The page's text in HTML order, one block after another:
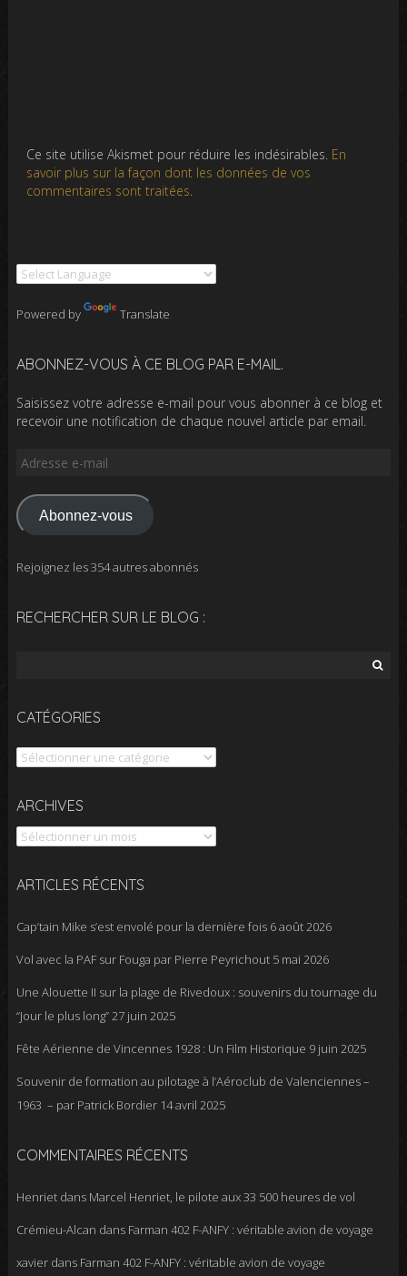
Ce site utilise Akismet pour réduire les indésirables. En
savoir plus sur la façon dont les données de vos
commentaires sont traitées.
Powered by Translate
ABONNEZ-VOUS À CE BLOG PAR E-MAIL.
Saisissez votre adresse e-mail pour vous abonner à ce blog et
recevoir une notification de chaque nouvel article par email.
Adresse
mail
Abonnez-vous
Rejoignez les 354 autres abonnés
RECHERCHER SUR LE BLOG :
CATÉGORIES
Catégories
ARCHIVES
Archives
ARTICLES RÉCENTS
Cap’tain Mike s’est envolé pour la dernière fois 6 août 2026
Vol avec la PAF sur Fouga par Pierre Peyrichout 5 mai 2026
Une Alouette II sur la plage de Rivedoux : souvenirs du tournage du
“Jour le plus long”27 juin 2025
Fête Aérienne de Vincennes 1928 : Un Film Historique 9 juin 2025
Souvenir de formation au pilotage à l’Aéroclub de Valenciennes –
1963 – par Patrick Bordier 14 avril 2025
COMMENTAIRES RÉCENTS
Henrietdans Marcel Henriet, le pilote aux 33 500 heures de vol
Crémieu-Alcan dans Farman 402 F-ANFY : véritable avion de voyage
xavierdans Farman 402 F-ANFY : véritable avion de voyage